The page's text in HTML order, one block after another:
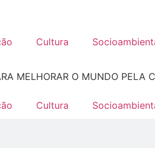
Cultura
MELHORAR O MUNDO PELA
Cultura